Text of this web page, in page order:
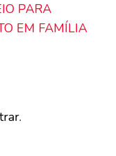
PARA
EM FAMÍLIA